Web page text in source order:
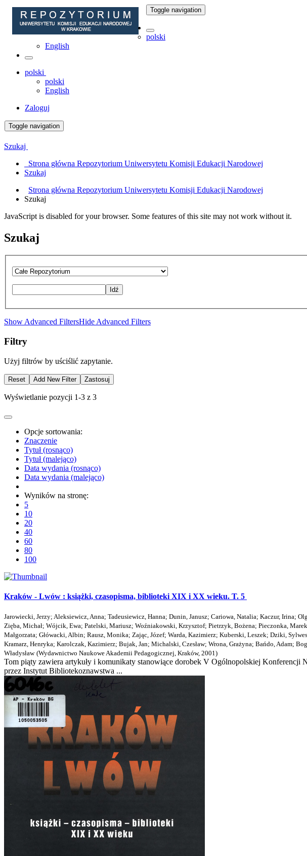
Toggle navigation
polski
English
polski
polski
English
Zaloguj
Toggle navigation
Szukaj
Strona główna Repozytorium Uniwersytetu Komisji Edukacji Narodowej
Szukaj
Strona główna Repozytorium Uniwersytetu Komisji Edukacji Narodowej
Szukaj
JavaScript is disabled for your browser. Some features of this site may not work without it.
Szukaj
Idź
Show Advanced FiltersHide Advanced Filters
Filtry
Użyj filtrów by uściślić zapytanie.
Reset Add New Filter Zastosuj
Wyświetlanie pozycji 1-3 z 3
Opcje sortowania:
Znaczenie
Tytuł (rosnąco)
Tytuł (malejąco)
Data wydania (rosnąco)
Data wydania (malejąco)
Wyników na stronę:
5
10
20
40
60
80
100
Kraków - Lwów : książki, czasopisma, biblioteki XIX i XX wieku. T. 5
Jarowiecki, Jerzy; Aleksiewicz, Anna; Tadeusiewicz, Hanna; Dunin, Janusz; Cariowa, Natalia; Kaczur, Irina;
Zięba, Michał; Wójcik, Ewa; Patelski, Mariusz; Woźniakowski, Krzysztof; Pietrzyk, Bożena; Pieczonka, Marek
Małgorzata; Główacki, Albin; Rausz, Monika; Zając, Józef; Warda, Kazimierz; Kuberski, Leszek; Dziki,
Kramarz, Henryka; Karolczak, Kazimierz; Bujak, Jan; Michalski, Czesław; Wrona, Grażyna; Bańdo, Adam;
Władysław (Wydawnictwo Naukowe Akademii Pedagogicznej, Kraków, 2001)
Tom piąty zawiera artykuły i komunikaty stanowiące dorobek V Ogólnopolskiej
przez Instytut Bibliotekoznawstwa ...